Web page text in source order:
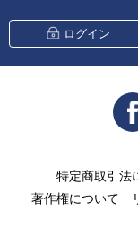
ログイン
特定商取引法
著作権について